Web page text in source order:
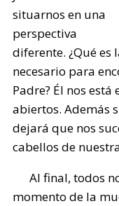
situarnos en una
perspectiva
diferente. ¿Qué es
necesario para
Padre? Él nos
abiertos. Además
dejará que nos
cabellos de
Al final, todos
momento de la